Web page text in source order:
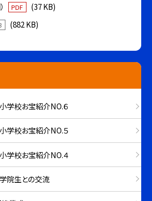
PDF
(37 KB)
(882 KB)
学校お宝紹介NO.６
学校お宝紹介NO.５
学校お宝紹介NO.４
院生との交流